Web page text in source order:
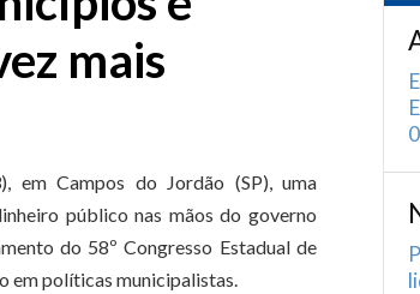
mais
em Campos do Jordão (SP), uma
público nas mãos do governo
do 58º Congresso Estadual de
em políticas municipalistas.